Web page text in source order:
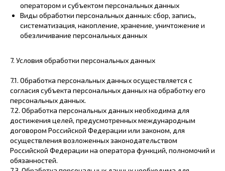
оператором и субъектом персональных данных
Виды обработки персональных данных: сбор, запись,
систематизация, накопление, хранение, уничтожение и
обезличивание персональных данных
7. Условия обработки персональных данных
7.1. Обработка персональных данных осуществляется с
согласия субъекта персональных данных на обработку его
персональных данных.
7.2. Обработка персональных данных необходима для
достижения целей, предусмотренных международным
договором Российской Федерации или законом, для
осуществления возложенных законодательством
Российской Федерации на оператора функций, полномочий и
обязанностей.